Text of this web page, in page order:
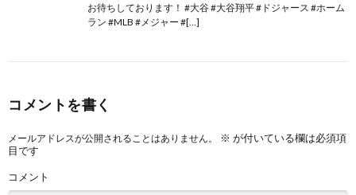
お待ちしております！ #大谷 #大谷翔平 #ドジャース #ホーム
ラン #MLB #メジャー #[…]
コメントを書く
メールアドレスが公開されることはありません。 ※ が付いている欄は必須項
目です
コメント